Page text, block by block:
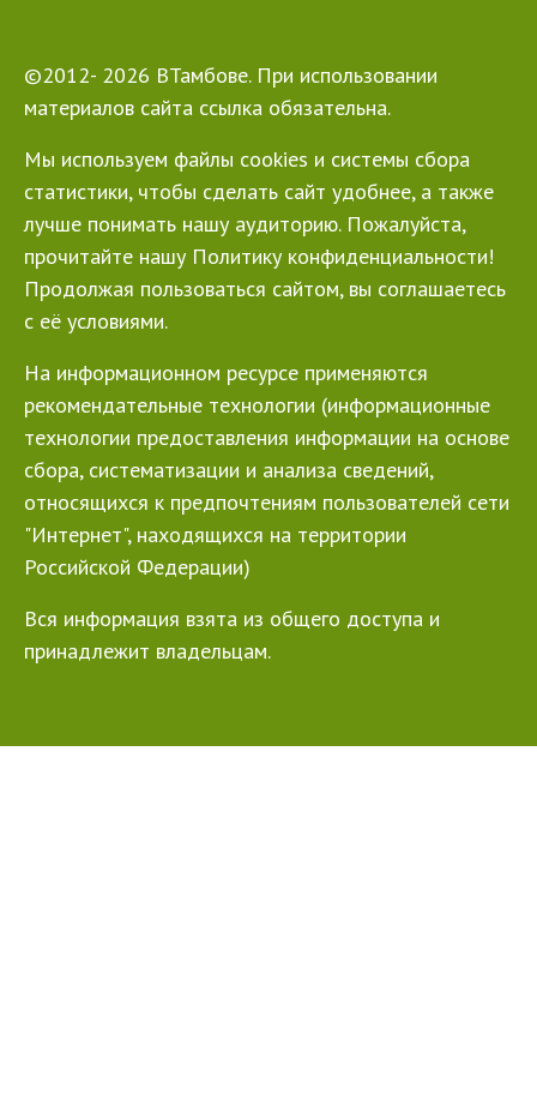
©2012- 2026 ВТамбове. При использовании
материалов сайта ссылка обязательна.
Мы используем файлы cookies и системы сбора
статистики, чтобы сделать сайт удобнее, а также
лучше понимать нашу аудиторию. Пожалуйста,
прочитайте нашу Политику конфиденциальности!
Продолжая пользоваться сайтом, вы соглашаетесь
с её условиями.
На информационном ресурсе применяются
рекомендательные технологии (информационные
технологии предоставления информации на основе
сбора, систематизации и анализа сведений,
относящихся к предпочтениям пользователей сети
"Интернет", находящихся на территории
Российской Федерации)
Вся информация взята из общего доступа и
принадлежит владельцам.